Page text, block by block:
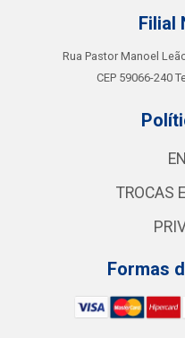
Filial
Rua Pastor Manoel
CEP 59066-240
TROCAS
Formas